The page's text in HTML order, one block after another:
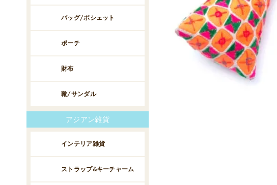
バッグ/ポシェット
ポーチ
財布
靴/サンダル
アジアン雑貨
インテリア雑貨
ストラップ&キーチャーム